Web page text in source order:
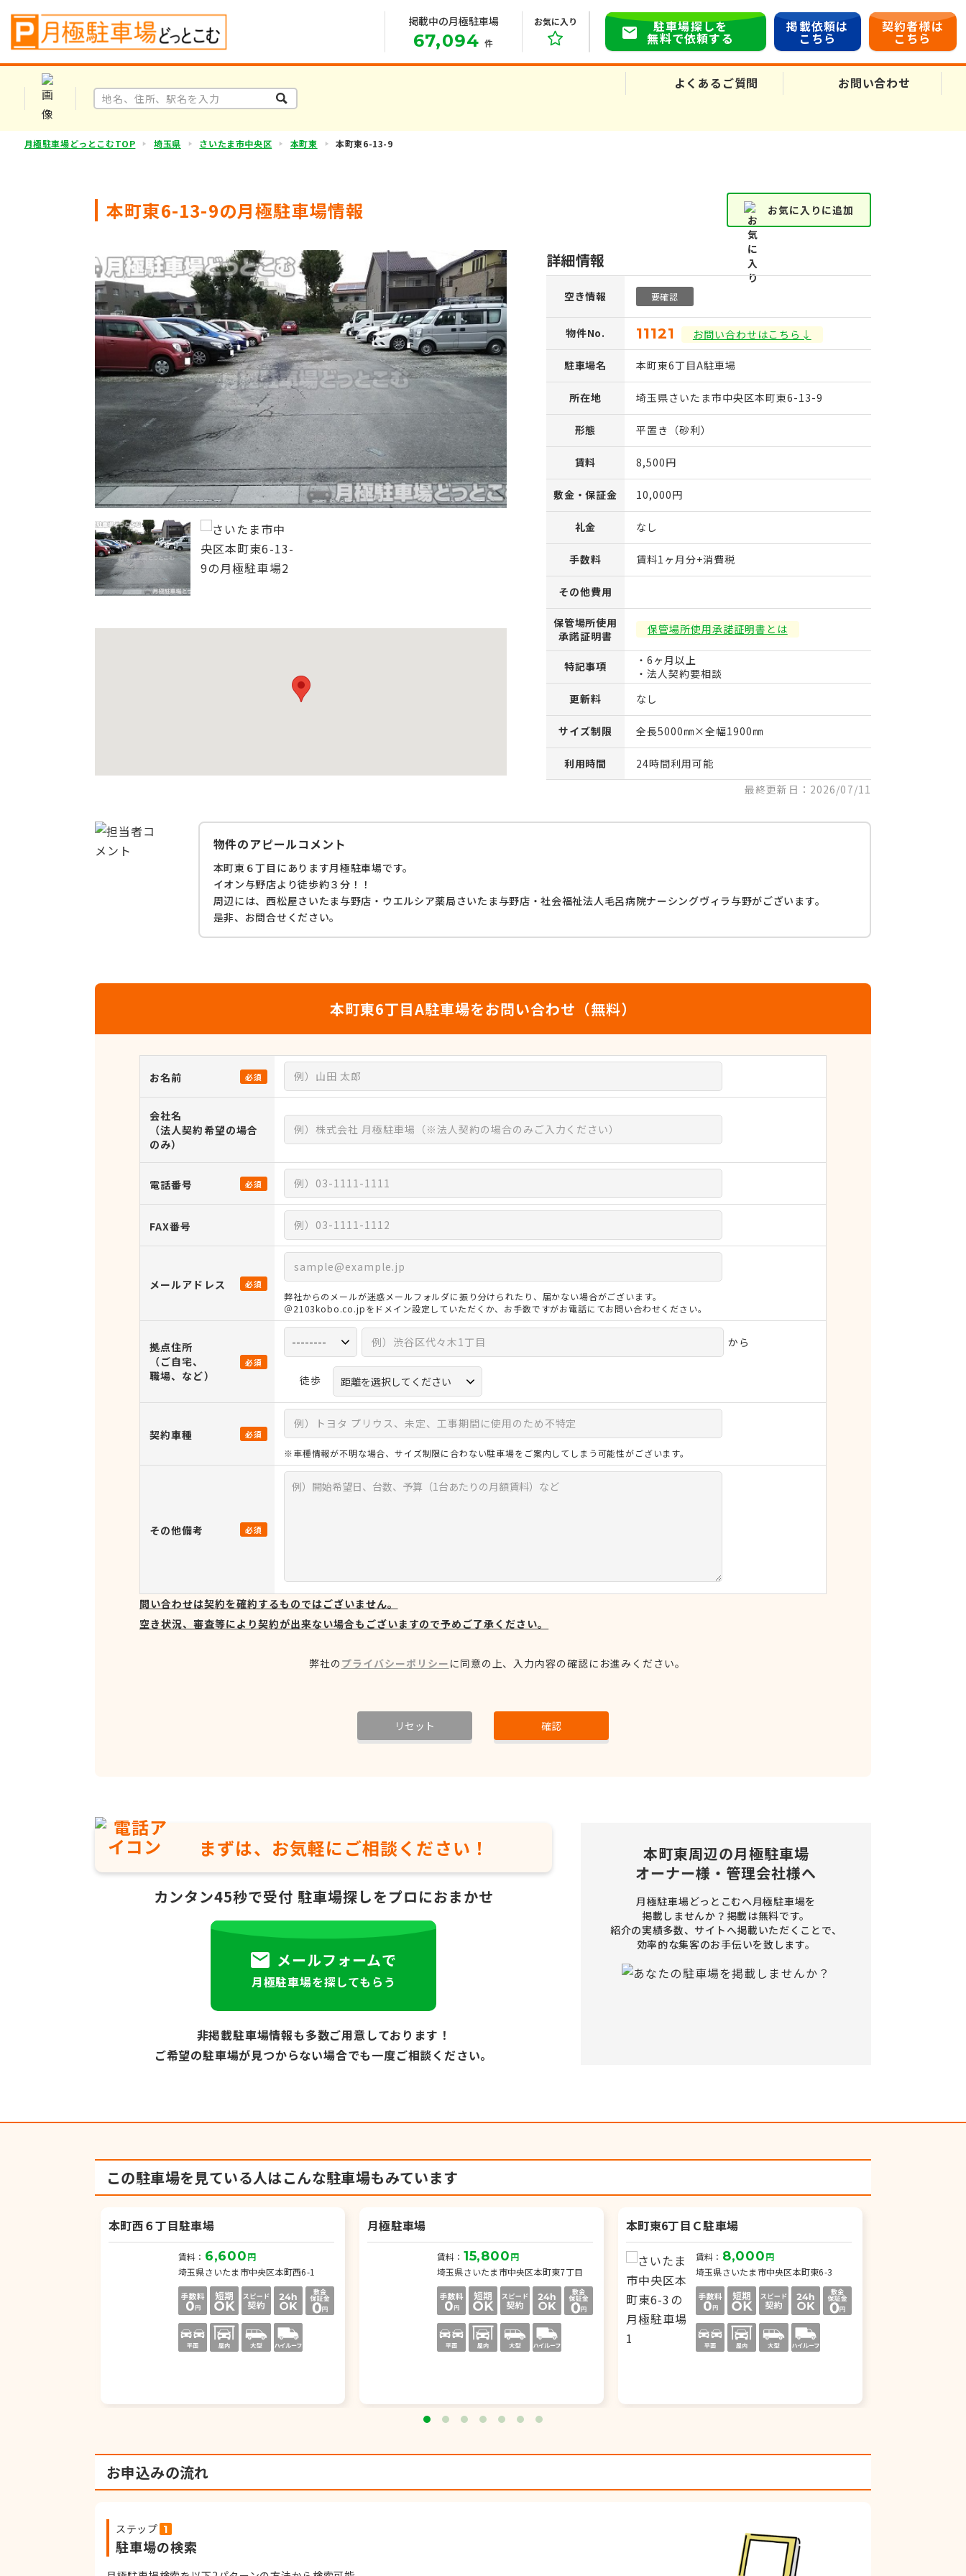
掲載中の月極駐車場
67,094 件
お気に入り 駐車場探しを
無料で依頼する
掲載依頼は
こちら
契約者様は
こちら
よくあるご質問 お問い合わせ
月極駐車場どっとこむTOP 埼玉県 さいたま市中央区 本町東 本町東6-13-9
本町東6-13-9の月極駐車場情報 お気に入りに追加
詳細情報
空き情報 要確認
物件No. 11121 お問い合わせはこちら↓
駐車場名 本町東6丁目A駐車場
所在地 埼玉県さいたま市中央区本町東6-13-9
形態 平置き（砂利）
賃料 8,500円
敷金・保証金 10,000円
礼金 なし
手数料 賃料1ヶ月分+消費税
その他費用
保管場所使用
承諾証明書
保管場所使用承諾証明書とは
特記事項
・6ヶ月以上
・法人契約要相談
更新料
なし
サイズ制限 全長5000㎜×全幅1900㎜
利用時間
24時間利用可能
最終更新日：2026/07/11
物件のアピールコメント
本町東６丁目にあります月極駐車場です。
イオン与野店より徒歩約３分！！
周辺には、西松屋さいたま与野店・ウエルシア薬局さいたま与野店・社会福祉法人毛呂病院ナーシングヴィラ与野がございます。
是非、お問合せください。
本町東6丁目A駐車場をお問い合わせ（無料）
お名前 必須
会社名
（法人契約希望の場合
のみ）
電話番号 必須
FAX番号
メールアドレス 必須
弊社からのメールが迷惑メールフォルダに振り分けられたり、届かない場合がございます。
＠2103kobo.co.jpをドメイン設定していただくか、お手数ですがお電話にてお問い合わせください。
拠点住所
（ご自宅、
職場、など）
必須
から
徒歩
契約車種 必須
※車種情報が不明な場合、サイズ制限に合わない駐車場をご案内してしまう可能性がございます。
その他備考 必須
問い合わせは契約を確約するものではございません。
空き状況、審査等により契約が出来ない場合もございますので予めご了承ください。
弊社のプライバシーポリシー に同意の上、入力内容の確認にお進みください。
リセット 確認
まずは、お気軽に ご相談ください！
カンタン45秒で受付 駐車場探しをプロにおまかせ
メールフォームで
月極駐車場を探してもらう
非掲載駐車場情報も多数ご用意しております！
ご希望の駐車場が見つからない場合でも一度ご相談ください。
本町東周辺の月極駐車場
オーナー様・管理会社様へ
月極駐車場どっとこむへ月極駐車場を
掲載しませんか？ 掲載は無料です。
紹介の実績多数、サイトへ掲載いただくことで、
効率的な集客のお手伝いを致します。
この駐車場を見ている人はこんな駐車場もみています
本町西６丁目駐車場
賃料： 6,600円
埼玉県さいたま市中央区本町西6-1
月極駐車場
賃料： 15,800円
埼玉県さいたま市中央区本町東7丁目
本町東6丁目Ｃ駐車場
賃料： 8,000円
埼玉県さいたま市中央区本町東6-3
お申込みの流れ
ステップ
駐車場の検索